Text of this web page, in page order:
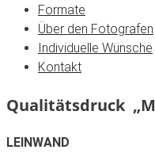
Formate
Über den Fotografen
Individuelle Wünsche
Kontakt
Qualitätsdruck
LEINWAND